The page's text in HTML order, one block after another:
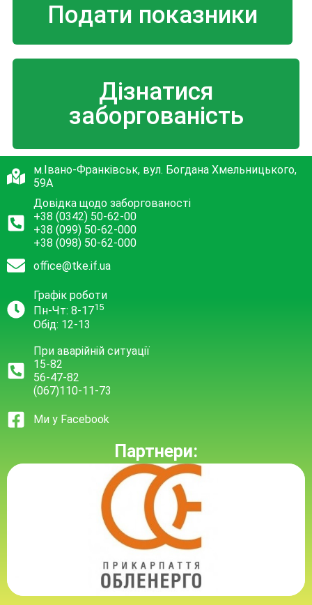
Подати показники
Дізнатися
заборгованість
м.Івано-Франківськ, вул. Богдана Хмельницького,
59А
Довідка щодо заборгованості
+38 (0342) 50-62-00
+38 (099) 50-62-000
+38 (098) 50-62-000
office@tke.if.ua
Графік роботи
Пн-Чт: 8-1715
Обід: 12-13
При аварійній ситуації
15-82
56-47-82
(067)110-11-73
Ми у Facebook
Партнери: